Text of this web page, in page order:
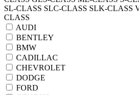
SL-CLASS SLC-CLASS SLK-CLASS
CLASS
AUDI
BENTLEY
BMW
CADILLAC
CHEVROLET
DODGE
FORD